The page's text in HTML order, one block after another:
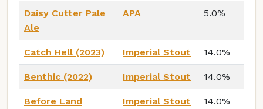
Daisy Cutter Pale
Ale
APA 5.0%
Catch Hell (2023) Imperial Stout 14.0%
Benthic (2022) Imperial Stout 14.0%
Before Land
Imperial Stout 14.0%